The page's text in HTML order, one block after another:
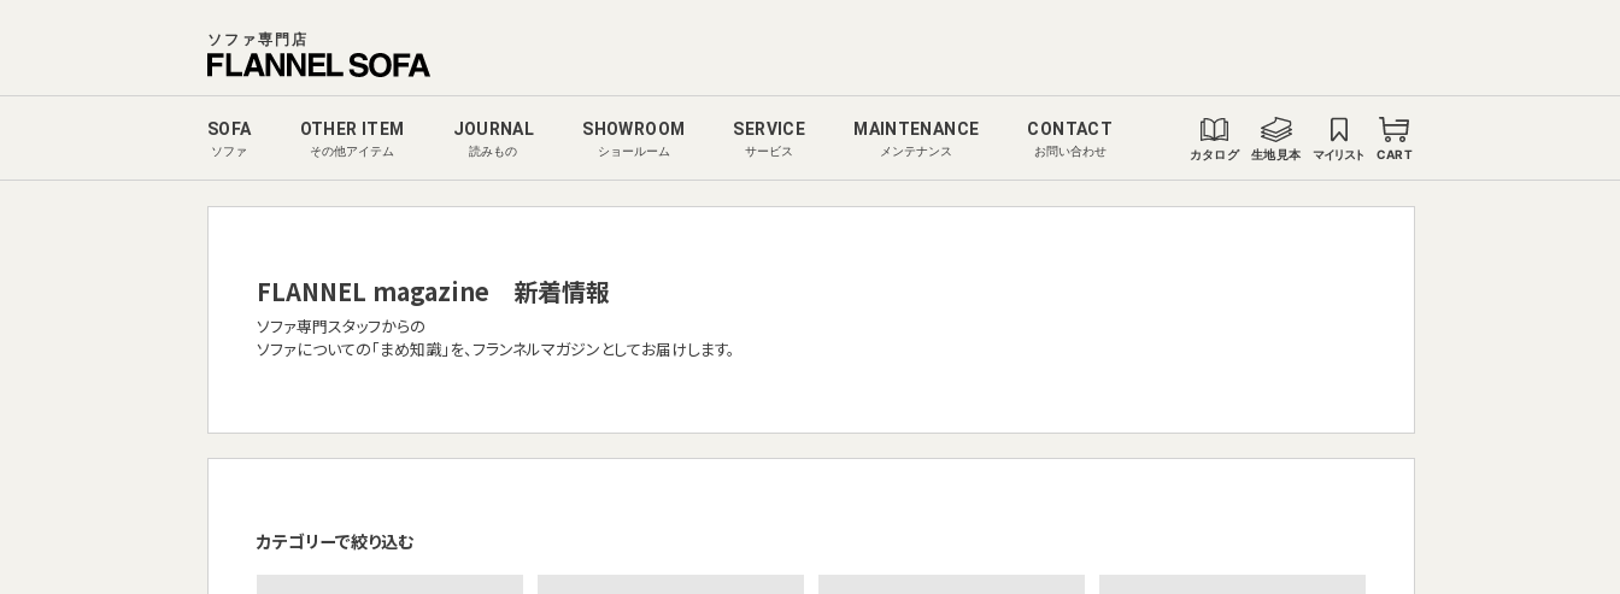
ソファ専門店
SOFA
ソファ
OTHER ITEM
その他アイテム
JOURNAL
読みもの
SHOWROOM
ショールーム
SERVICE
サービス
MAINTENANCE
メンテナンス
CONTACT
お問い合わせ カタログ 生地見本 マイリスト CART
FLANNEL magazine 新着情報
ソファ専門スタッフからの
ソファについての「まめ知識」を、フランネルマガジンとしてお届けします。
カテゴリーで絞り込む